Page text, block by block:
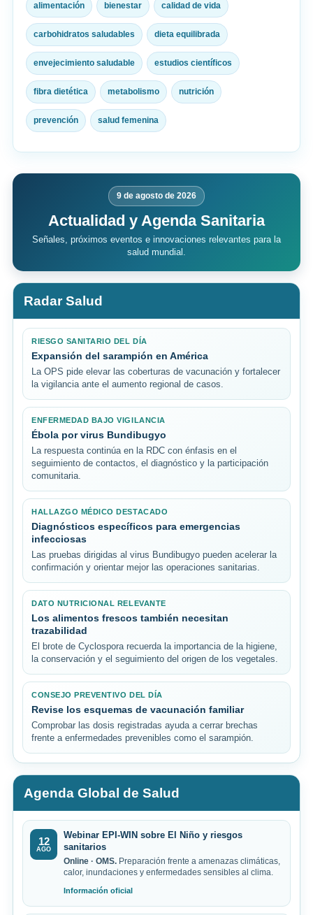
alimentación bienestar calidad de vida
carbohidratos saludables dieta equilibrada
envejecimiento saludable estudios científicos
fibra dietética metabolismo nutrición
prevención salud femenina
9 de agosto de 2026
Actualidad y Agenda Sanitaria
Señales, próximos eventos e innovaciones relevantes para la
salud mundial.
Radar Salud
RIESGO SANITARIO DEL DÍA
Expansión del sarampión en América
La OPS pide elevar las coberturas de vacunación y fortalecer
la vigilancia ante el aumento regional de casos.
ENFERMEDAD BAJO VIGILANCIA
Ébola por virus Bundibugyo
La respuesta continúa en la RDC con énfasis en el
seguimiento de contactos, el diagnóstico y la participación
comunitaria.
HALLAZGO MÉDICO DESTACADO
Diagnósticos específicos para emergencias
infecciosas
Las pruebas dirigidas al virus Bundibugyo pueden acelerar la
confirmación y orientar mejor las operaciones sanitarias.
DATO NUTRICIONAL RELEVANTE
Los alimentos frescos también necesitan
trazabilidad
El brote de Cyclospora recuerda la importancia de la higiene,
la conservación y el seguimiento del origen de los vegetales.
CONSEJO PREVENTIVO DEL DÍA
Revise los esquemas de vacunación familiar
Comprobar las dosis registradas ayuda a cerrar brechas
frente a enfermedades prevenibles como el sarampión.
Agenda Global de Salud
12
AGO
Webinar EPI-WIN sobre El Niño y riesgos
sanitarios
Online · OMS. Preparación frente a amenazas climáticas,
calor, inundaciones y enfermedades sensibles al clima.
Información oficial